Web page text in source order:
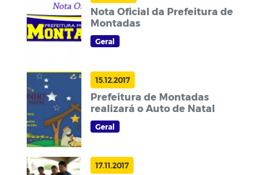
Nota Oficial da Prefeitura de
Montadas
Geral
15.12.2017
Prefeitura de Montadas
realizará o Auto de Natal
Geral
17.11.2017